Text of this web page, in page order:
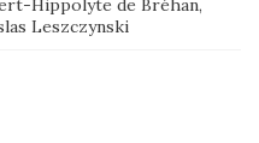
Leszczynski